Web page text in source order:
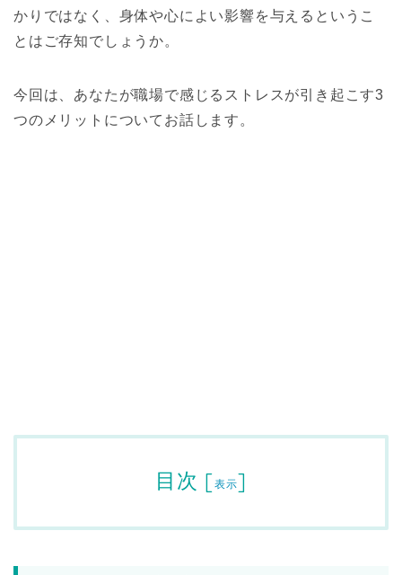
かりではなく、身体や心によい影響を与えるというこ
とはご存知でしょうか。
今回は、あなたが職場で感じるストレスが引き起こす3
つのメリットについてお話します。
目次 [表示]